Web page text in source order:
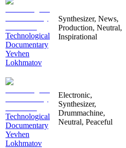
Technological
Documentary
Yevhen
Lokhmatov
Synthesizer, News,
Production, Neutral,
Inspirational
Technological
Documentary
Yevhen
Lokhmatov
Electronic,
Synthesizer,
Drummachine,
Neutral, Peaceful